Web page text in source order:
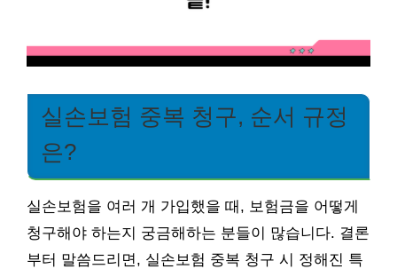
실손보험 중복 청구, 순서 규정
은?
실손보험을 여러 개 가입했을 때, 보험금을 어떻게
청구해야 하는지 궁금해하는 분들이 많습니다. 결론
부터 말씀드리면, 실손보험 중복 청구 시 정해진 특